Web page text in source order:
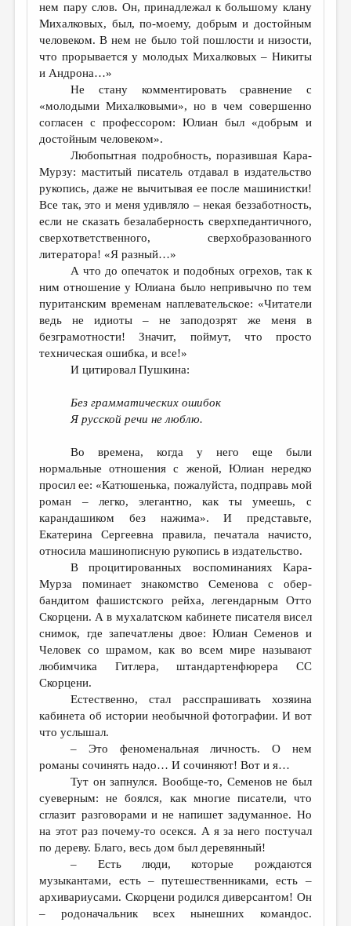
нем пару слов. Он, принадлежал к большому клану
Михалковых, был, по-моему, добрым и достойным
человеком. В нем не было той пошлости и низости,
что прорывается у молодых Михалковых – Никиты
и Андрона…»
Не стану комментировать сравнение с
«молодыми Михалковыми», но в чем совершенно
согласен с профессором: Юлиан был «добрым и
достойным человеком».
Любопытная подробность, поразившая Кара-
Мурзу: маститый писатель отдавал в издательство
рукопись, даже не вычитывая ее после машинистки!
Все так, это и меня удивляло – некая беззаботность,
если не сказать безалаберность сверхпедантичного,
сверхответственного, сверхобразованного
литератора! «Я разный…»
А что до опечаток и подобных огрехов, так к
ним отношение у Юлиана было непривычно по тем
пуританским временам наплевательское: «Читатели
ведь не идиоты – не заподозрят же меня в
безграмотности! Значит, поймут, что просто
техническая ошибка, и все!»
И цитировал Пушкина:
Без грамматических ошибок
Я русской речи не люблю.
Во времена, когда у него еще были
нормальные отношения с женой, Юлиан нередко
просил ее: «Катюшенька, пожалуйста, подправь мой
роман – легко, элегантно, как ты умеешь, с
карандашиком без нажима». И представьте,
Екатерина Сергеевна правила, печатала начисто,
относила машинописную рукопись в издательство.
В процитированных воспоминаниях Кара-
Мурза поминает знакомство Семенова с обер-
бандитом фашистского рейха, легендарным Отто
Скорцени. А в мухалатском кабинете писателя висел
снимок, где запечатлены двое: Юлиан Семенов и
Человек со шрамом, как во всем мире называют
любимчика Гитлера, штандартенфюрера СС
Скорцени.
Естественно, стал расспрашивать хозяина
кабинета об истории необычной фотографии. И вот
что услышал.
– Это феноменальная личность. О нем
романы сочинять надо… И сочиняют! Вот и я…
Тут он запнулся. Вообще-то, Семенов не был
суеверным: не боялся, как многие писатели, что
сглазит разговорами и не напишет задуманное. Но
на этот раз почему-то осекся. А я за него постучал
по дереву. Благо, весь дом был деревянный!
– Есть люди, которые рождаются
музыкантами, есть – путешественниками, есть –
архивариусами. Скорцени родился диверсантом! Он
– родоначальник всех нынешних командос.